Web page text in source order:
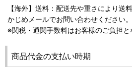
【海外】送料：配送先や重さにより送
かじめメールでお問い合わせください。
※関税・通関手数料はお客様のご負担と
商品代金の支払い時期